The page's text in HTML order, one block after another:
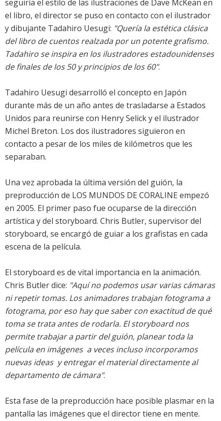
seguiría el estilo de las ilustraciones de Dave McKean en
el libro, el director se puso en contacto con el ilustrador
y dibujante Tadahiro Uesugi: "Quería la estética clásica
del libro de cuentos realzada por un potente grafismo.
Tadahiro se inspira en los ilustradores estadounidenses
de finales de los 50 y principios de los 60".
Tadahiro Uesugi desarrolló el concepto en Japón
durante más de un año antes de trasladarse a Estados
Unidos para reunirse con Henry Selick y el ilustrador
Michel Breton. Los dos ilustradores siguieron en
contacto a pesar de los miles de kilómetros que les
separaban.
Una vez aprobada la última versión del guión, la
preproducción de LOS MUNDOS DE CORALINE empezó
en 2005. El primer paso fue ocuparse de la dirección
artística y del storyboard. Chris Butler, supervisor del
storyboard, se encargó de guiar a los grafistas en cada
escena de la película.
El storyboard es de vital importancia en la animación.
Chris Butler dice: "Aquí no podemos usar varias cámaras
ni repetir tomas. Los animadores trabajan fotograma a
fotograma, por eso hay que saber con exactitud de qué
toma se trata antes de rodarla. El storyboard nos
permite trabajar a partir del guión, planear toda la
película en imágenes  a veces incluso incorporamos
nuevas ideas  y entregar el material directamente al
departamento de cámara".
Esta fase de la preproducción hace posible plasmar en la
pantalla las imágenes que el director tiene en mente.